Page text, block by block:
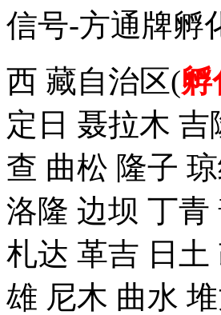
信号-方通牌孵
西 藏自治区(孵
定日 聂拉木
查 曲松 隆子
洛隆 边坝 丁青
札达 革吉 日土
雄 尼木 曲水